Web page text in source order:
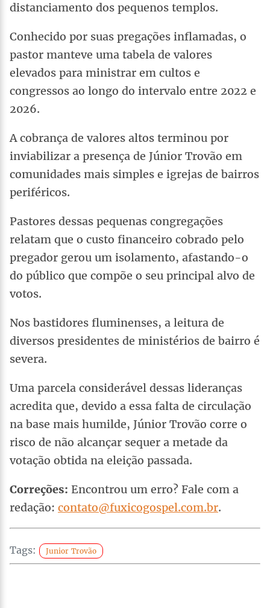
distanciamento dos pequenos templos.
Conhecido por suas pregações inflamadas, o
pastor manteve uma tabela de valores
elevados para ministrar em cultos e
congressos ao longo do intervalo entre 2022 e
2026.
A cobrança de valores altos terminou por
inviabilizar a presença de Júnior Trovão em
comunidades mais simples e igrejas de bairros
periféricos.
Pastores dessas pequenas congregações
relatam que o custo financeiro cobrado pelo
pregador gerou um isolamento, afastando-o
do público que compõe o seu principal alvo de
votos.
Nos bastidores fluminenses, a leitura de
diversos presidentes de ministérios de bairro é
severa.
Uma parcela considerável dessas lideranças
acredita que, devido a essa falta de circulação
na base mais humilde, Júnior Trovão corre o
risco de não alcançar sequer a metade da
votação obtida na eleição passada.
Correções: Encontrou um erro? Fale com a
redação: contato@fuxicogospel.com.br.
Tags: Junior Trovão